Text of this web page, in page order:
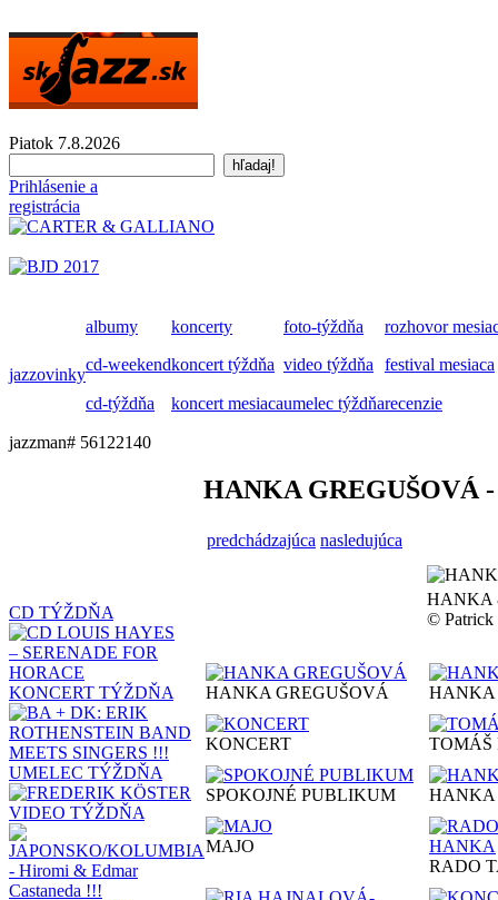
Piatok 7.8.2026
Prihlásenie a
registrácia
jazzovinky
albumy koncerty foto-týždňa
rozhovor
cd-weekendkoncert týždňa video týždňa festival mesiaca
cd-týždňa koncert mesiacaumelec týždňarecenzie
jazzman# 56122140
CD TÝŽDŇA
KONCERT TÝŽDŇA
UMELEC TÝŽDŇA
VIDEO TÝŽDŇA
HANKA GREGUŠOVÁ
predchádzajúca nasledujúca
HANKA
© Patrick
HANKA GREGUŠOVÁ
KONCERT TOMÁŠ
SPOKOJNÉ PUBLIKUM HANKA
MAJO
RADO